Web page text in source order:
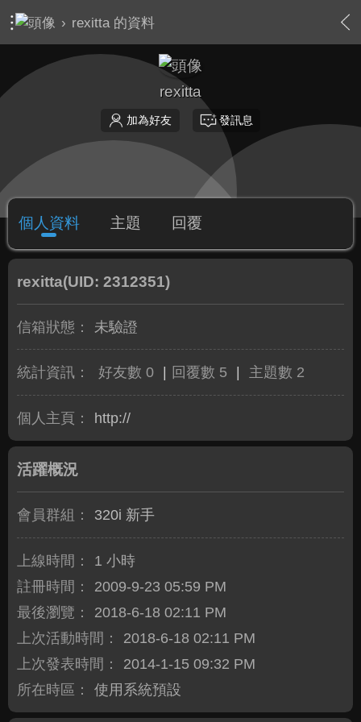
› rexitta 的資料
rexitta
加為好友 發訊息
個人資料 主題 回覆
rexitta(UID: 2312351)
信箱狀態： 未驗證
統計資訊： 好友數 0 回覆數 5 主題數 2
個人主頁： http://
活躍概況
會員群組： 320i 新手
上線時間：
1 小時
註冊時間：
2009-9-23 05:59 PM
最後瀏覽：
2018-6-18 02:11 PM
上次活動時間：
2018-6-18 02:11 PM
上次發表時間：
2014-1-15 09:32 PM
所在時區：
使用系統預設